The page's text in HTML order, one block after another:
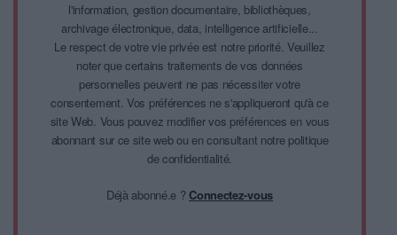
l'information, gestion documentaire, bibliothèques,
archivage électronique, data, intelligence artificielle...
Le respect de votre vie privée est notre priorité. Veuillez
noter que certains traitements de vos données
personnelles peuvent ne pas nécessiter votre
consentement. Vos préférences ne s'appliqueront qu'à ce
site Web. Vous pouvez modifier vos préférences en vous
abonnant sur ce site web ou en consultant notre politique
de confidentialité.
Déjà abonné.e ?Connectez-vous